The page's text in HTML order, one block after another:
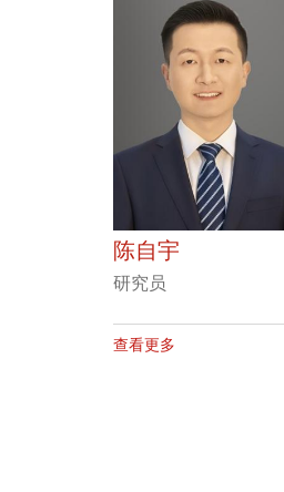
陈自宇
研究员
查看更多